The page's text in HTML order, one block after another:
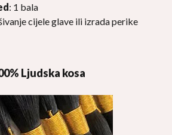
: 1 bala
cijele glave ili izrada perike
Ljudska kosa